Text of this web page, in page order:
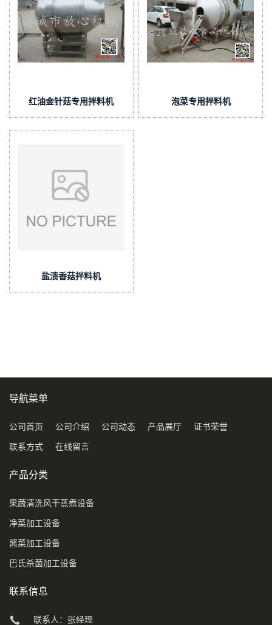
红油金针菇专用拌料机 泡菜专用拌料机
盐渍香菇拌料机
导航菜单
公司首页 公司介绍 公司动态 产品展厅 证书荣誉
联系方式 在线留言
产品分类
果蔬清洗风干蒸煮设备
净菜加工设备
酱菜加工设备
巴氏杀菌加工设备
联系信息
联系人：张经理